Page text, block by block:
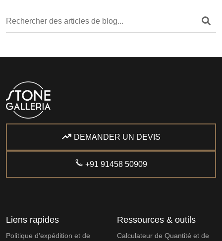
DEMANDER UN DEVIS
+91 91458 50909
Liens rapides
Politique d'expédition et de
Ressources & outils
Calculateur de Quantité et de